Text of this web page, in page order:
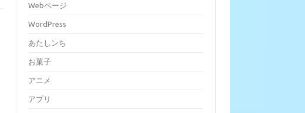
Webページ
WordPress
あたしンち
お菓子
アニメ
アプリ